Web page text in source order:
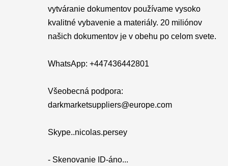
vytváranie dokumentov používame vysoko
kvalitné vybavenie a materiály. 20 miliónov
našich dokumentov je v obehu po celom svete.
WhatsApp: +447436442801
Všeobecná podpora:
darkmarketsuppliers@europe.com
Skype..nicolas.persey
- Skenovanie ID-áno...